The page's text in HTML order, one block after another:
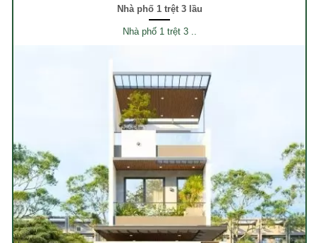
Nhà phố 1 trệt 3 lầu
Nhà phố 1 trệt 3 ..